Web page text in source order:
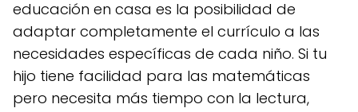
educación en casa es la posibilidad de
adaptar completamente el currículo a las
necesidades específicas de cada niño. Si tu
hijo tiene facilidad para las matemáticas
pero necesita más tiempo con la lectura,